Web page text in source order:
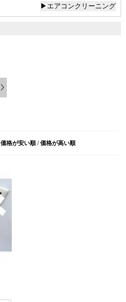
▶エアコンクリーニング
価格が安い順 /価格が高い順